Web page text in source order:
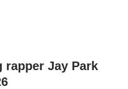
rapper Jay Park